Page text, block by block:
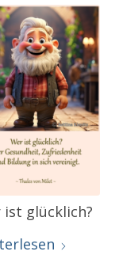
ist glücklich?